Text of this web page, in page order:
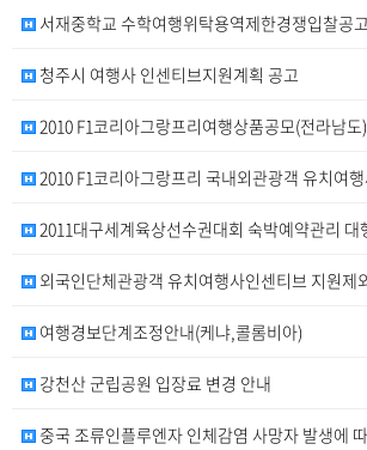
서재중학교 수학여행위탁용역제한경쟁입찰공고
청주시 여행사 인센티브지원계획 공고
2010 F1코리아그랑프리여행상품공모(전라남도)
2010 F1코리아그랑프리 국내외관광객 유치여행사
2011대구세계육상선수권대회 숙박예약관리 대행
외국인단체관광객 유치여행사인센티브 지원제외대
여행경보단계조정안내(케냐,콜롬비아)
강천산 군립공원 입장료 변경 안내
중국 조류인플루엔자 인체감염 사망자 발생에 따른